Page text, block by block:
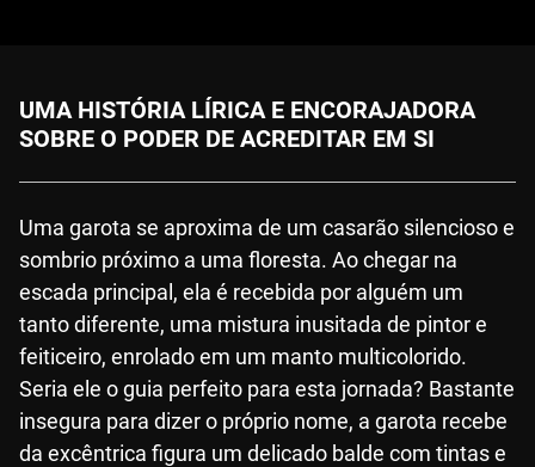
UMA HISTÓRIA LÍRICA E ENCORAJADORA
SOBRE O PODER DE ACREDITAR EM SI
Uma garota se aproxima de um casarão silencioso e
sombrio próximo a uma floresta. Ao chegar na
escada principal, ela é recebida por alguém um
tanto diferente, uma mistura inusitada de pintor e
feiticeiro, enrolado em um manto multicolorido.
Seria ele o guia perfeito para esta jornada? Bastante
insegura para dizer o próprio nome, a garota recebe
da excêntrica figura um delicado balde com tintas e